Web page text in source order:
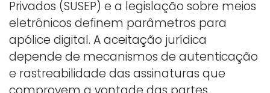
Privados (SUSEP) e a legislação sobre meios
eletrônicos definem parâmetros para
apólice digital. A aceitação jurídica
depende de mecanismos de autenticação
e rastreabilidade das assinaturas que